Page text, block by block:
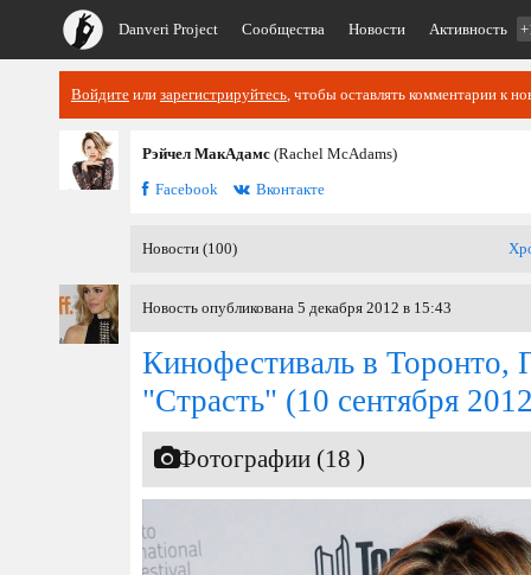
Danveri Project Сообщества Новости Активность
Войдите или зарегистрируйтесь, чтобы оставлять комментарии к
Рэйчел МакАдамс (Rachel McAdams)
Facebook
Вконтакте
Новости (100)
Новость опубликована 5 декабря 2012 в 15:43
Кинофестиваль в Торонто,
"Страсть" (10 сентября
Фотографии (18 )